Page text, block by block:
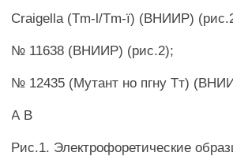
Craigella (Tm-l/Tm-ï) (ВНИИР)
№ 11638 (ВНИИР) (рис.2);
№ 12435 (Мутант но пгну Тт)
А В
Рис.1. Электрофоретические